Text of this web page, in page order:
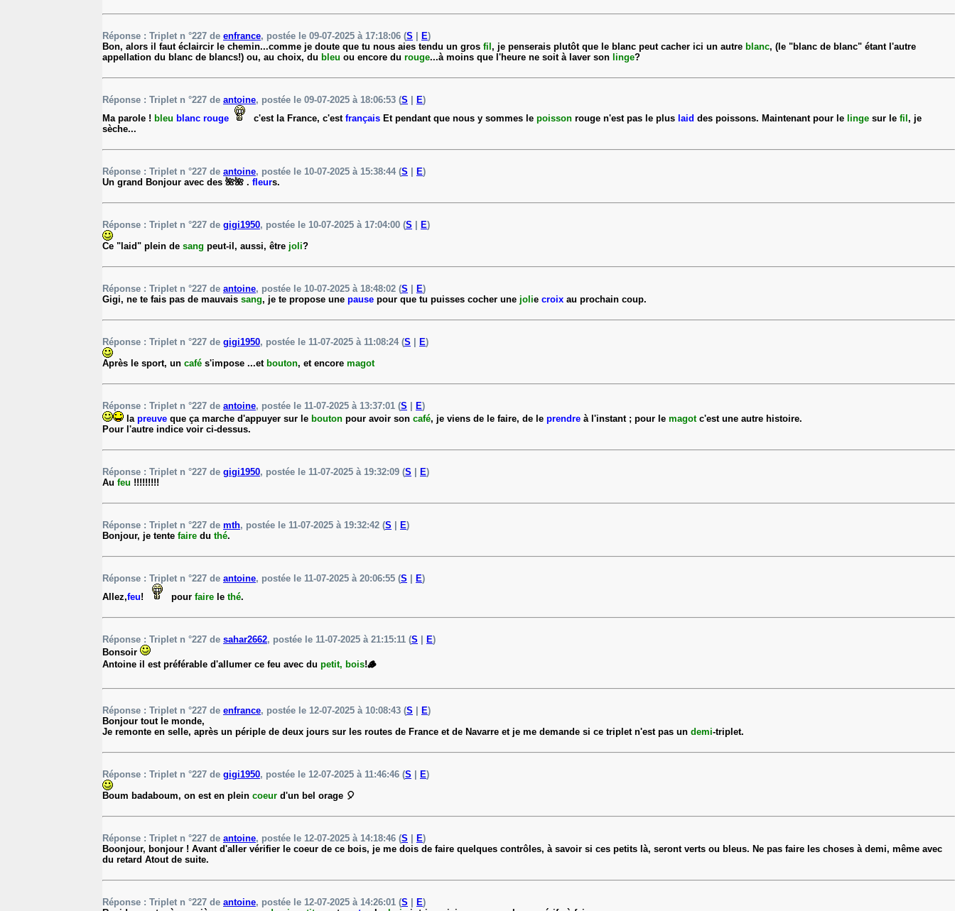
Réponse : Triplet n °227 de enfrance, postée le 09-07-2025 à 17:18:06 (S E)
Bon, alors il faut éclaircir le chemin...comme je doute que tu nous aies tendu un gros fil , je penserais plutôt que le blanc peut cacher ici un autre blanc, (le "blanc de blanc" étant l'autre
appellation du blanc de blancs!) ou, au choix, du bleu ou encore du rouge...à moins que l'heure ne soit à laver son linge?
Réponse : Triplet n °227 de antoine, postée le 09-07-2025 à 18:06:53 (S E)
Ma parole ! bleu blanc rouge c'est la France, c'est français Et pendant que nous y sommes le poisson rouge n'est pas le plus laid des poissons. Maintenant pour le linge sur le fil , je
sèche...
Réponse : Triplet n °227 de antoine, postée le 10-07-2025 à 15:38:44 (S E)
Un grand Bonjour avec des 🌺🌺 . fleurs.
Réponse : Triplet n °227 de gigi1950, postée le 10-07-2025 à 17:04:00 (S E)
Ce "laid" plein de sang peut-il, aussi, être joli?
Réponse : Triplet n °227 de antoine, postée le 10-07-2025 à 18:48:02 (S E)
Gigi, ne te fais pas de mauvais sang, je te propose une pause pour que tu puisses cocher une jolie croix au prochain coup.
Réponse : Triplet n °227 de gigi1950, postée le 11-07-2025 à 11:08:24 (S E)
Après le sport, un café s'impose ...et bouton, et encore magot
Réponse : Triplet n °227 de antoine, postée le 11-07-2025 à 13:37:01 (S E)
la preuve que ça marche d'appuyer sur le bouton pour avoir son café, je viens de le faire, de le prendre à l'instant ; pour le magotc'est une autre histoire.
Pour l'autre indice voir ci-dessus.
Réponse : Triplet n °227 de gigi1950, postée le 11-07-2025 à 19:32:09 (S E)
Au feu !!!!!!!!!
Réponse : Triplet n °227 de mth, postée le 11-07-2025 à 19:32:42 (S E)
Bonjour, je tente faire du thé.
Réponse : Triplet n °227 de antoine, postée le 11-07-2025 à 20:06:55 (S E)
Allez,feu! pour faire le thé.
Réponse : Triplet n °227 de sahar2662, postée le 11-07-2025 à 21:15:11 (S E)
Bonsoir
Antoine il est préférable d'allumer ce feu avec du petit, bois!🪵
Réponse : Triplet n °227 de enfrance, postée le 12-07-2025 à 10:08:43 (S E)
Bonjour tout le monde,
Je remonte en selle, après un périple de deux jours sur les routes de France et de Navarre et je me demande si ce triplet n'est pas un demi-triplet.
Réponse : Triplet n °227 de gigi1950, postée le 12-07-2025 à 11:46:46 (S E)
Boum badaboum, on est en plein coeur d'un bel orage 🎈
Réponse : Triplet n °227 de antoine, postée le 12-07-2025 à 14:18:46 (S E)
Boonjour, bonjour ! Avant d'aller vérifier le coeur de ce bois, je me dois de faire quelques contrôles, à savoir si ces petits là, seront verts ou bleus. Ne pas faire les choses à demi, même avec
du retard Atout de suite.
Réponse : Triplet n °227 de antoine, postée le 12-07-2025 à 14:26:01 (S E)